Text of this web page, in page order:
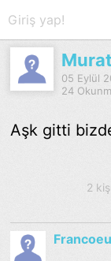
Giriş yap!
05 Eylül
24
Aşk gitti
2